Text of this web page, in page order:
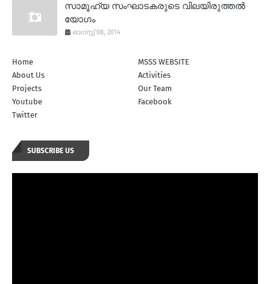
സാമൂഹ്യ സംഘാടകരുടെ വിലയിരുത്തല്‍
യോഗം
ഓഗസ്റ്റ് 08, 2014
Home
MSSS WEBSITE
About Us
Activities
Projects
Our Team
Youtube
Facebook
Twitter
SUBSCRIBE US